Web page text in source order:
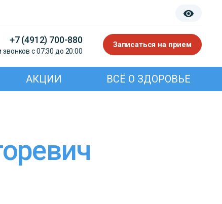
+7 (4912) 700-880
звонков с 07:30 до 20:00
Записаться на прием
АКЦИИ ВСЁ О ЗДОРОВЬЕ